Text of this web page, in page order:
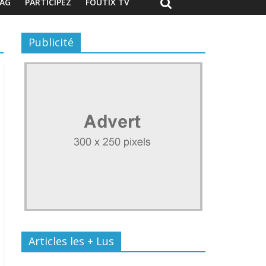
Publicité
Articles les + Lus